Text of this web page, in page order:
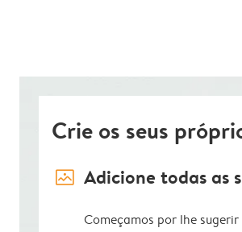
Crie os seus
image_placeholder Adicione todas as
Começamos por lhe